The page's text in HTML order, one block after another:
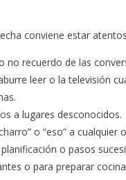
conviene estar
recuerdo de las
leer o la televisión
a lugares desconocidos.
o “eso” a
o pasos
o para preparar